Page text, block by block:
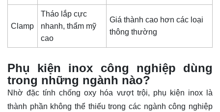
Clamp
Tháo lắp cực
nhanh, thẩm mỹ
cao
Giá thành cao hơn các loại
thông thường
Phụ kiện inox công nghiệp dùng
trong những ngành nào?
Nhờ đặc tính chống oxy hóa vượt trội, phụ kiện inox là
thành phần không thể thiếu trong các ngành công nghiệp